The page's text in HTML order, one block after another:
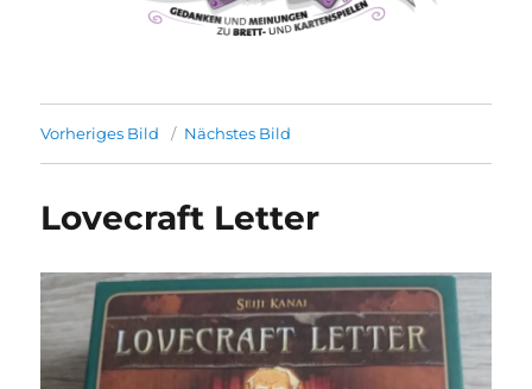
Vorheriges Bild Nächstes Bild
Lovecraft Letter